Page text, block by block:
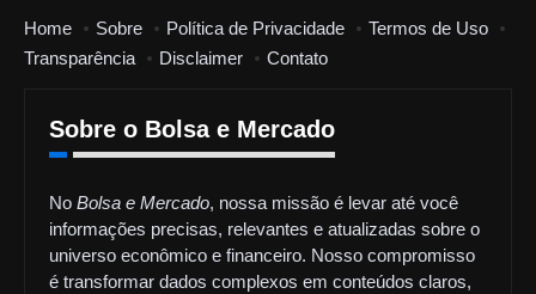
Home Sobre Política de Privacidade
Termos de Uso
Transparência
Disclaimer Contato
Sobre o Bolsa e Mercado
No Bolsa e Mercado, nossa missão é levar até você
informações precisas, relevantes e atualizadas sobre o
universo econômico e financeiro. Nosso compromisso
é transformar dados complexos em conteúdos claros,